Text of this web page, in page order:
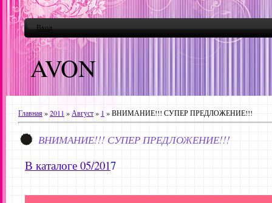
AVON
Вход
Главная»2011 » Август» 1 » ВНИМАНИЕ!!! СУПЕР ПРЕДЛОЖЕНИЕ!!!
ВНИМАНИЕ!!! СУПЕР ПРЕДЛОЖЕНИЕ!!!
В каталоге 05/2017